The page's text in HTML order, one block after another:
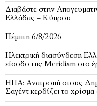
Διαβάστε στην
Ελλάδας – Κύπρου
Πέμπτη 6/8/2026
Ηλεκτρική διασύνδεση
είσοδο της Meridiam στο
ΗΠΑ: Ανατροπή στους
Σαγέντ κερδίζει το